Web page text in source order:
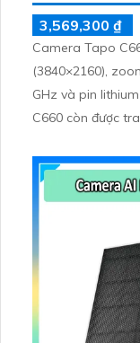
3,569,300 ₫
Camera Tapo
(3840×2160),
GHz và pin
C660 còn được
tiện, lưu trữ thẻ